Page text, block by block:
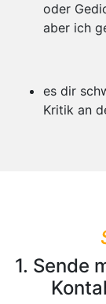
oder
aber ich
es dir
Kritik an
1. Sende